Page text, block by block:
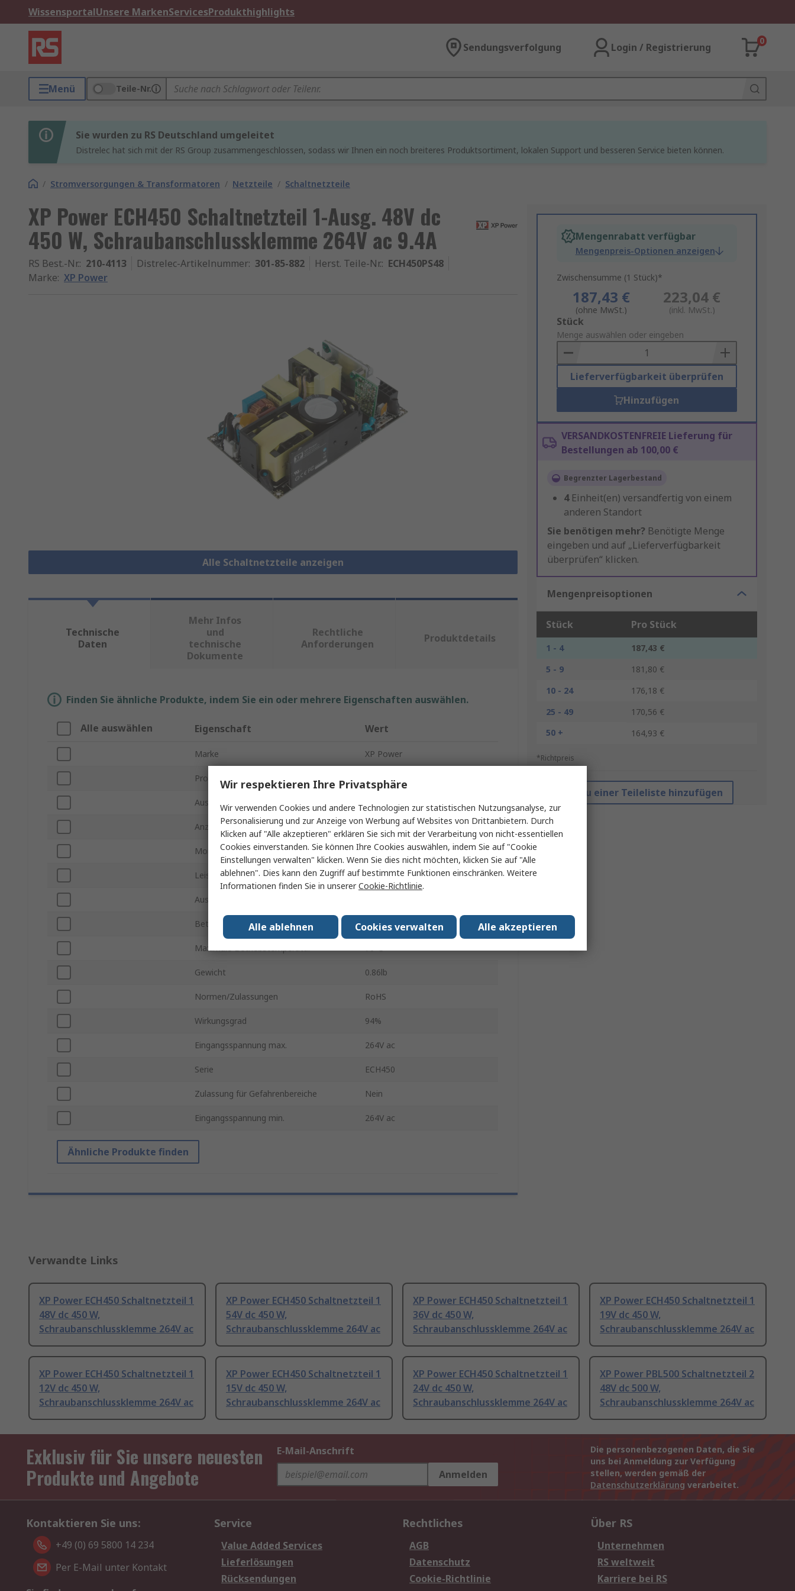
WissensportalUnsere MarkenServicesProdukthighlights
Sendungsverfolgung Login / Registrierung
0
Menü Teile-Nr.
Sie wurden zu RS Deutschland umgeleitet
Distrelec hat sich mit der RS Group zusammengeschlossen, sodass wir Ihnen ein noch breiteres Produktsortiment, lokalen Support und besseren Service bieten können.
/ Stromversorgungen & Transformatoren / Netzteile / Schaltnetzteile
XP Power ECH450 Schaltnetzteil 1-Ausg. 48V dc
450 W, Schraubanschlussklemme 264V ac 9.4A
RS Best.-Nr.: 210-4113 Distrelec-Artikelnummer: 301-85-882 Herst. Teile-Nr.: ECH450PS48
Marke: XP Power
Alle Schaltnetzteile anzeigen
Mengenrabatt verfügbar
Mengenpreis-Optionen anzeigen
Zwischensumme (1 Stück)*
187,43 €
(ohne MwSt.)
223,04 €
(inkl. MwSt.)
Add
to
Basket
Stück
Menge auswählen oder eingeben
Lieferverfügbarkeit überprüfen
Hinzufügen
VERSANDKOSTENFREIE Lieferung für
Bestellungen ab 100,00 €
Begrenzter Lagerbestand
4 Einheit(en) versandfertig von einem
anderen Standort
Sie benötigen mehr? Benötigte Menge
eingeben und auf „Lieferverfügbarkeit
überprüfen“ klicken.
Mengenpreisoptionen
Stück Pro Stück
1 - 4
187,43 €
5 - 9
181,80 €
10 - 24
176,18 €
25 - 49
170,56 €
50 +
164,93 €
*Richtpreis
Zu einer Teileliste hinzufügen
Technische
Daten
Mehr Infos
und
technische
Dokumente
Rechtliche
Anforderungen
Produktdetails
Finden Sie ähnliche Produkte, indem Sie ein oder mehrere Eigenschaften auswählen.
Alle auswählen Eigenschaft Wert
Marke XP Power
Produkt Typ Schaltnetzteil
Ausgangsspannung max. 48V dc
Anzahl der Ausgänge 1
Montageart Schraubanschlussklemme
Leistung 450W
Ausgangsstrom
Betriebstemperatur min. -20°C
Maximale Betriebstemperatur 70°C
Gewicht 0.86lb
Normen/Zulassungen RoHS
Wirkungsgrad 94%
Eingangsspannung max. 264V ac
Serie ECH450
Zulassung für Gefahrenbereiche Nein
Eingangsspannung min. 264V ac
Ähnliche Produkte finden
Verwandte Links
XP Power ECH450 Schaltnetzteil 1
48V dc 450 W,
Schraubanschlussklemme 264V ac
XP Power ECH450 Schaltnetzteil 1
54V dc 450 W,
Schraubanschlussklemme 264V ac
XP Power ECH450 Schaltnetzteil 1
36V dc 450 W,
Schraubanschlussklemme 264V ac
XP Power ECH450 Schaltnetzteil 1
19V dc 450 W,
Schraubanschlussklemme 264V ac
XP Power ECH450 Schaltnetzteil 1
12V dc 450 W,
Schraubanschlussklemme 264V ac
XP Power ECH450 Schaltnetzteil 1
15V dc 450 W,
Schraubanschlussklemme 264V ac
XP Power ECH450 Schaltnetzteil 1
24V dc 450 W,
Schraubanschlussklemme 264V ac
XP Power PBL500 Schaltnetzteil 2
48V dc 500 W,
Schraubanschlussklemme 264V ac
Exklusiv für Sie unsere neuesten
Produkte und Angebote
E-Mail-Anschrift
Anmelden
Die personenbezogenen Daten, die Sie
uns bei Anmeldung zur Verfügung
stellen, werden gemäß der
Datenschutzerklärung verarbeitet.
Kontaktieren Sie uns:
+49 (0) 69 5800 14 234
Per E-Mail unter Kontakt
Service
Value Added Services
Lieferlösungen
Rücksendungen
Rechtliches
AGB
Datenschutz
Cookie-Richtlinie
Über RS
Unternehmen
RS weltweit
Karriere bei RS
Wir respektieren Ihre Privatsphäre
Wir verwenden Cookies und andere Technologien zur statistischen Nutzungsanalyse, zur
Personalisierung und zur Anzeige von Werbung auf Websites von Drittanbietern. Durch
Klicken auf "Alle akzeptieren" erklären Sie sich mit der Verarbeitung von nicht-essentiellen
Cookies einverstanden. Sie können Ihre Cookies auswählen, indem Sie auf "Cookie
Einstellungen verwalten" klicken. Wenn Sie dies nicht möchten, klicken Sie auf "Alle
ablehnen". Dies kann den Zugriff auf bestimmte Funktionen einschränken. Weitere
Informationen finden Sie in unsererCookie-Richtlinie.
Alle akzeptieren
Cookies verwalten
Alle ablehnen